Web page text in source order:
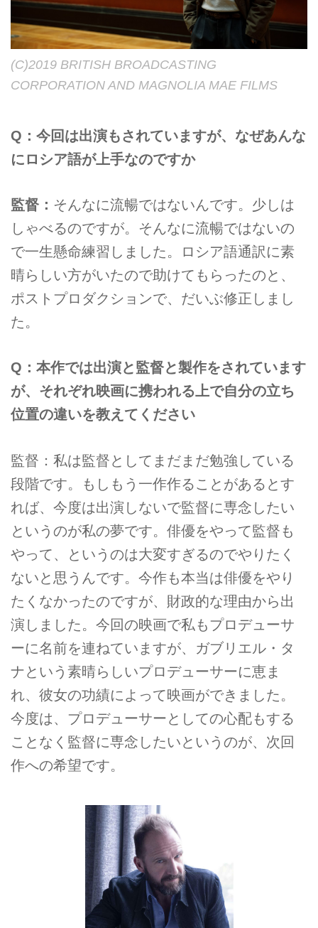
(C)2019 BRITISH BROADCASTING
CORPORATION AND MAGNOLIA MAE FILMS
Q：今回は出演もされていますが、なぜあんな
にロシア語が上手なのですか
監督： そんなに流暢ではないんです。少しは
しゃべるのですが。そんなに流暢ではないの
で一生懸命練習しました。ロシア語通訳に素
晴らしい方がいたので助けてもらったのと、
ポストプロダクションで、だいぶ修正しまし
た。
Q：本作では出演と監督と製作をされています
が、それぞれ映画に携われる上で自分の立ち
位置の違いを教えてください
監督：私は監督としてまだまだ勉強している
段階です。もしもう一作作ることがあるとす
れば、今度は出演しないで監督に専念したい
というのが私の夢です。俳優をやって監督も
やって、というのは大変すぎるのでやりたく
ないと思うんです。今作も本当は俳優をやり
たくなかったのですが、財政的な理由から出
演しました。今回の映画で私もプロデューサ
ーに名前を連ねていますが、ガブリエル・タ
ナという素晴らしいプロデューサーに恵ま
れ、彼女の功績によって映画ができました。
今度は、プロデューサーとしての心配もする
ことなく監督に専念したいというのが、次回
作への希望です。